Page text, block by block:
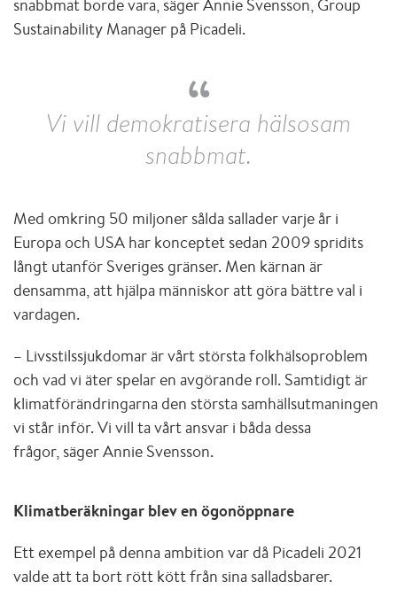
snabbmat borde vara, säger Annie Svensson, Group
Sustainability Manager på Picadeli.
Vi vill demokratisera hälsosam
snabbmat.
Med omkring 50 miljoner sålda sallader varje år i
Europa och USA har konceptet sedan 2009 spridits
långt utanför Sveriges gränser. Men kärnan är
densamma, att hjälpa människor att göra bättre val i
vardagen.
– Livsstilssjukdomar är vårt största folkhälsoproblem
och vad vi äter spelar en avgörande roll. Samtidigt är
klimatförändringarna den största samhällsutmaningen
vi står inför. Vi vill ta vårt ansvar i båda dessa
frågor, säger Annie Svensson.
Klimatberäkningar blev en ögonöppnare
Ett exempel på denna ambition var då Picadeli 2021
valde att ta bort rött kött från sina salladsbarer.